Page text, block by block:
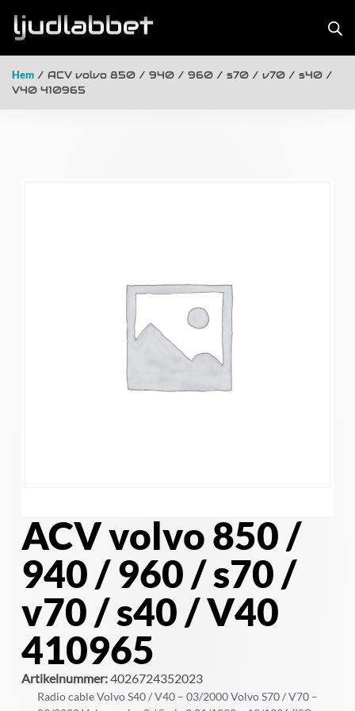
Hem / ACV volvo 850 / 940 / 960 / s70 / v70 / s40 /
V40 410965
ACV volvo 850 /
940 / 960 / s70 /
v70 / s40 / V40
410965
Artikelnummer:4026724352023
Radio cable Volvo S40 / V40 – 03/2000 Volvo S70 / V70 –